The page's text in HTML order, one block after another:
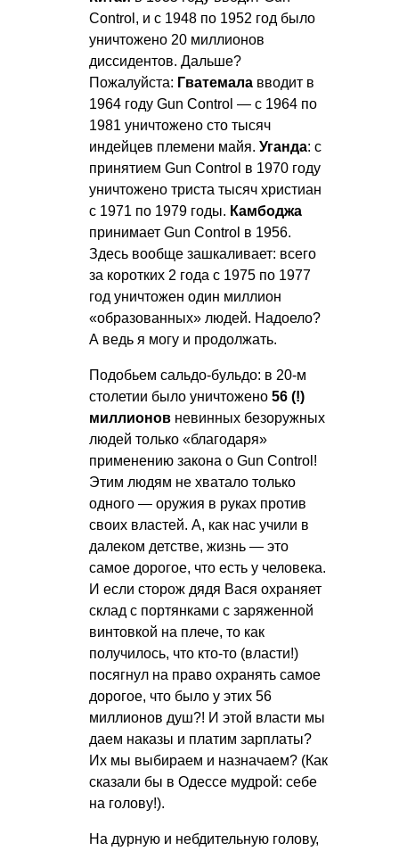
Control, и с 1948 по 1952 год было
уничтожено 20 миллионов
диссидентов. Дальше?
Пожалуйста: Гватемала вводит в
1964 году Gun Control — с 1964 по
1981 уничтожено сто тысяч
индейцев племени майя. Уганда: с
принятием Gun Control в 1970 году
уничтожено триста тысяч христиан
с 1971 по 1979 годы. Камбоджа
принимает Gun Control в 1956.
Здесь вообще зашкаливает: всего
за коротких 2 года с 1975 по 1977
год уничтожен один миллион
«образованных» людей. Надоело?
А ведь я могу и продолжать.
Подобьем сальдо-бульдо: в 20-м
столетии было уничтожено 56 (!)
миллионов невинных безоружных
людей только «благодаря»
применению закона о Gun Control!
Этим людям не хватало только
одного — оружия в руках против
своих властей. А, как нас учили в
далеком детстве, жизнь — это
самое дорогое, что есть у человека.
И если сторож дядя Вася охраняет
склад с портянками с заряженной
винтовкой на плече, то как
получилось, что кто-то (власти!)
посягнул на право охранять самое
дорогое, что было у этих 56
миллионов душ?! И этой власти мы
даем наказы и платим зарплаты?
Их мы выбираем и назначаем? (Как
сказали бы в Одессе мудрой: себе
на голову!).
На дурную и небдительную голову,